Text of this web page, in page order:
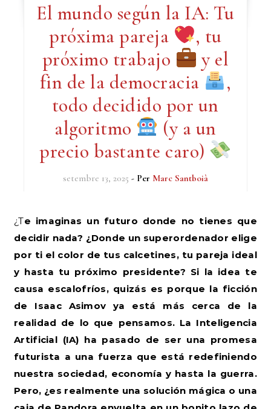
El mundo según la IA: Tu
próxima pareja
, tu
próximo trabajo
y el
fin de la democracia
,
todo decidido por un
algoritmo
(y a un
precio bastante caro)
setembre 13, 2025 - Per Marc Santboià
¿Te imaginas un futuro donde no tienes que
decidir nada? ¿Donde un superordenador elige
por ti el color de tus calcetines, tu pareja ideal
y hasta tu próximo presidente? Si la idea te
causa escalofríos, quizás es porque la ficción
de Isaac Asimov ya está más cerca de la
realidad de lo que pensamos. La Inteligencia
Artificial (IA) ha pasado de ser una promesa
futurista a una fuerza que está redefiniendo
nuestra sociedad, economía y hasta la guerra.
Pero, ¿es realmente una solución mágica o una